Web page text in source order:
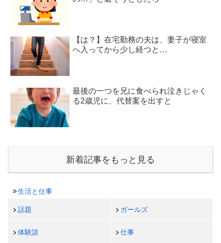
【は？】在宅勤務の夫は、妻子が寝室
へ入ってから少し経つと…
最後の一つを兄に食べられ泣きじゃく
る2歳児に、代替案を出すと
新着記事をもっと見る
生活と仕事
話題 ガールズ
体験談 仕事